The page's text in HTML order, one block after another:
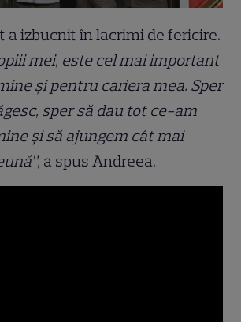
a izbucnit în lacrimi de fericire.
mei, este cel mai important
și pentru cariera mea. Sper
sper să dau tot ce-am
și să ajungem cât mai
a spus Andreea.